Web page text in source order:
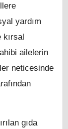
yardım
kırsal
ailelerin
neticesinde
gıda